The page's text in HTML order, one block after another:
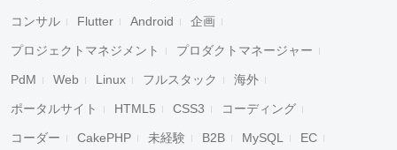
コンサル Flutter Android 企画
プロジェクトマネジメント プロダクトマネージャー
PdM Web Linux フルスタック 海外
ポータルサイト HTML5 CSS3 コーディング
コーダー CakePHP 未経験 B2B MySQL EC